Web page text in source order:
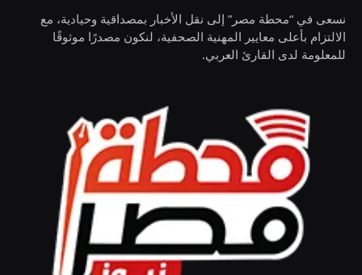
نسعى في “محطة مصر” إلى نقل الأخبار بمصداقية وحيادية، مع
الالتزام بأعلى معايير المهنية الصحفية، لنكون مصدرًا موثوقًا
للمعلومة لدى القارئ العربي.